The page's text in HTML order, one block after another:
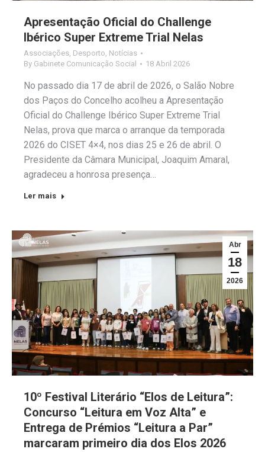
Apresentação Oficial do Challenge
Ibérico Super Extreme Trial Nelas
Associações, Desporto, Notícias
By Gabinete Comunicação Social 18 Abril 2026
No passado dia 17 de abril de 2026, o Salão Nobre
dos Paços do Concelho acolheu a Apresentação
Oficial do Challenge Ibérico Super Extreme Trial
Nelas, prova que marca o arranque da temporada
2026 do CISET 4×4, nos dias 25 e 26 de abril. O
Presidente da Câmara Municipal, Joaquim Amaral,
agradeceu a honrosa presença…
Ler mais
Abr
18
2026
10º Festival Literário “Elos de Leitura”:
Concurso “Leitura em Voz Alta” e
Entrega de Prémios “Leitura a Par”
marcaram primeiro dia dos Elos 2026